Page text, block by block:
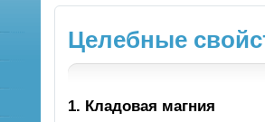
Целебные
1. Кладовая магния